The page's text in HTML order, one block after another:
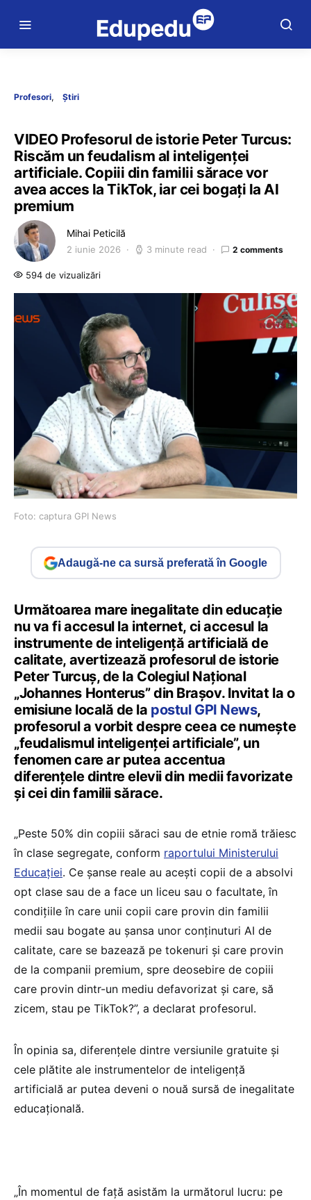
Profesori Știri
VIDEO Profesorul de istorie Peter Turcus:
Riscăm un feudalism al inteligenței
artificiale. Copiii din familii sărace vor
avea acces la TikTok, iar cei bogați la AI
premium
Mihai Peticilă
2 iunie 2026 3 minute read 2 comments
594 de vizualizări
Foto: captura GPI News
Adaugă-ne ca sursă preferată în Google
Următoarea mare inegalitate din educație
nu va fi accesul la internet, ci accesul la
instrumente de inteligență artificială de
calitate, avertizează profesorul de istorie
Peter Turcuș, de la Colegiul Național
„Johannes Honterus” din Brașov. Invitat la o
emisiune locală de la postul GPI News,
profesorul a vorbit despre ceea ce numește
„feudalismul inteligenței artificiale”, un
fenomen care ar putea accentua
diferențele dintre elevii din medii favorizate
și cei din familii sărace.
„Peste 50% din copiii săraci sau de etnie romă trăiesc
în clase segregate, conform raportului Ministerului
Educației. Ce șanse reale au acești copii de a absolvi
opt clase sau de a face un liceu sau o facultate, în
condițiile în care unii copii care provin din familii
medii sau bogate au șansa unor conținuturi AI de
calitate, care se bazează pe tokenuri și care provin
de la companii premium, spre deosebire de copiii
care provin dintr-un mediu defavorizat și care, să
zicem, stau pe TikTok?”, a declarat profesorul.
În opinia sa, diferențele dintre versiunile gratuite și
cele plătite ale instrumentelor de inteligență
artificială ar putea deveni o nouă sursă de inegalitate
educațională.
„În momentul de față asistăm la următorul lucru: pe